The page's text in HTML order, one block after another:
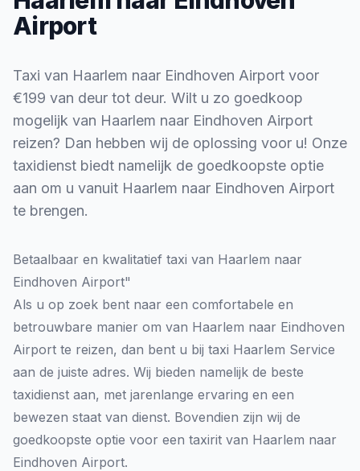
Airport
Taxi van Haarlem naar Eindhoven Airport voor
€199 van deur tot deur. Wilt u zo goedkoop
mogelijk van Haarlem naar Eindhoven Airport
reizen? Dan hebben wij de oplossing voor u! Onze
taxidienst biedt namelijk de goedkoopste optie
aan om u vanuit Haarlem naar Eindhoven Airport
te brengen.
Betaalbaar en kwalitatief taxi van Haarlem naar
Eindhoven Airport"
Als u op zoek bent naar een comfortabele en
betrouwbare manier om van Haarlem naar Eindhoven
Airport te reizen, dan bent u bij taxi Haarlem Service
aan de juiste adres. Wij bieden namelijk de beste
taxidienst aan, met jarenlange ervaring en een
bewezen staat van dienst. Bovendien zijn wij de
goedkoopste optie voor een taxirit van Haarlem naar
Eindhoven Airport.